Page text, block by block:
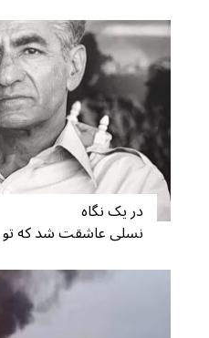
در یک نگاه
نسلی عاشقت شد که تو